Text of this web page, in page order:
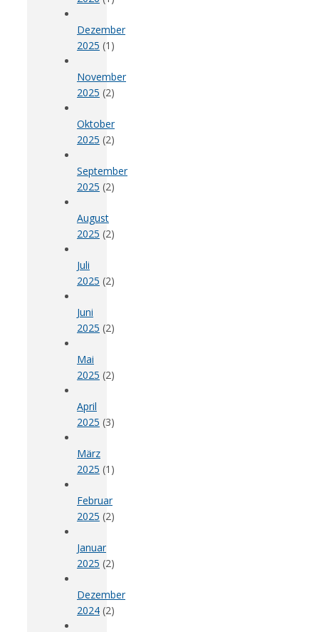
Dezember
2025 (1)
November
2025 (2)
Oktober
2025 (2)
September
2025 (2)
August
2025 (2)
Juli
2025 (2)
Juni
2025 (2)
Mai
2025 (2)
April
2025 (3)
März
2025 (1)
Februar
2025 (2)
Januar
2025 (2)
Dezember
2024 (2)